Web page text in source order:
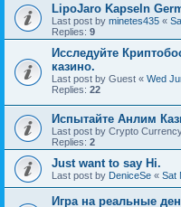
LipoJaro Kapseln
Last post by minetes435 «
Replies: 9
Исследуйте
казино.
Last post by Guest « Wed
Replies: 22
Испытайте Анлим
Last post by Crypto
Replies: 2
Just want to say Hi.
Last post by DeniceSe « Sat
Игра на реальные